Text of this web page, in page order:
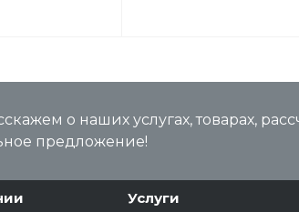
о наших услугах, товарах,
предложение!
Услуги